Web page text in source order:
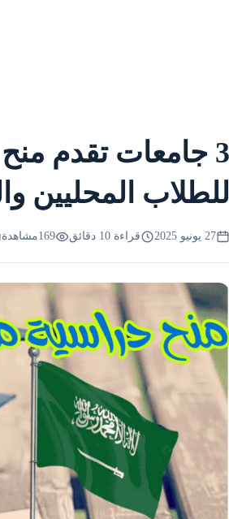
3 جامعات تقدم
للطلاب المحليين
27 يونيو 2025 قراءة 10 دقائق 169مشاهدة